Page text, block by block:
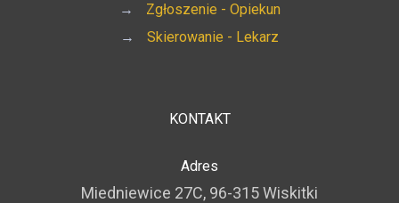
→
Zgłoszenie - Opiekun
→
Skierowanie - Lekarz
KONTAKT
Adres
Miedniewice 27C, 96-315 Wiskitki